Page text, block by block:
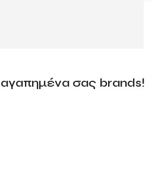
σας brands!